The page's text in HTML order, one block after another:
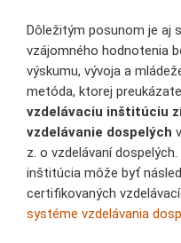
Dôležitým posunom je aj
vzájomného hodnotenia
výskumu, vývoja a
metóda, ktorej
vzdelávaciu inštitúciu
vzdelávanie dospelých
z. o vzdelávaní
inštitúcia môže byť
certifikovaných
systéme vzdelávania